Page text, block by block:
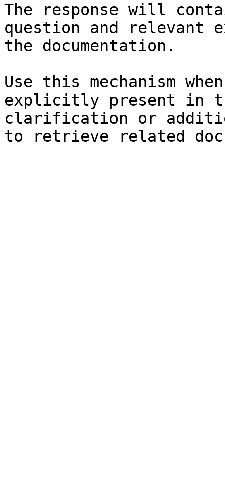
The response will
question and relevant
the documentation.
Use this mechanism
explicitly present in
clarification or